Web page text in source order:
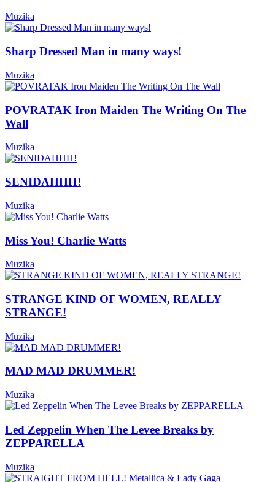
Muzika
Sharp Dressed Man in many ways!
Muzika
POVRATAK Iron Maiden The Writing On The
Wall
Muzika
SENIDAHHH!
Muzika
Miss You! Charlie Watts
Muzika
STRANGE KIND OF WOMEN, REALLY
STRANGE!
Muzika
MAD MAD DRUMMER!
Muzika
Led Zeppelin When The Levee Breaks by
ZEPPARELLA
Muzika